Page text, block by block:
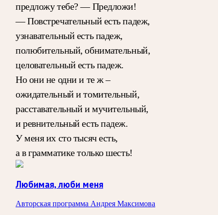
предложу тебе? — Предложи!
— Повстречательный есть падеж,
узнавательный есть падеж,
полюбительный, обнимательный,
целовательный есть падеж.
Но они не одни и те ж –
ожидательный и томительный,
расставательный и мучительный,
и ревнительный есть падеж.
У меня их сто тысяч есть,
а в грамматике только шесть!
Любимая, люби меня
Авторская программа Андрея Максимова